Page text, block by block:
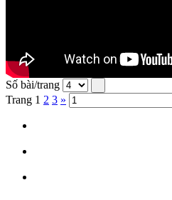
Số bài/trang
Trang 1 2 3 »